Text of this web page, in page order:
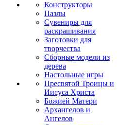
Конструкторы
Пазлы
Сувениры для
раскрашивания
Заготовки для
творчества
Сборные модели из
дерева
Настольные игры
Пресвятой Троицы и
Иисуса Христа
Божией Матери
Архангелов и
Ангелов